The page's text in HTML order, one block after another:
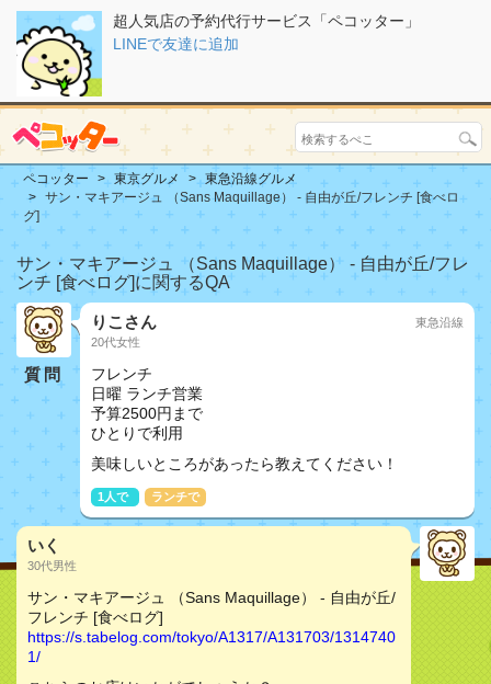
超人気店の予約代行サービス「ペコッター」
LINEで友達に追加
ペコッター 東京グルメ
東急沿線グルメ
サン・マキアージュ （Sans Maquillage） - 自由が丘/フレンチ [食べロ
グ]
サン・マキアージュ （Sans Maquillage） - 自由が丘/フレ
ンチ [食べログ]に関するQA
質問
りこさん
20代女性
東急沿線
フレンチ
日曜 ランチ営業
予算2500円まで
ひとりで利用
美味しいところがあったら教えてください！
1人で ランチで
いく
30代男性
サン・マキアージュ （Sans Maquillage） - 自由が丘/
フレンチ [食べログ]
https://s.tabelog.com/tokyo/A1317/A131703/1314740
1/